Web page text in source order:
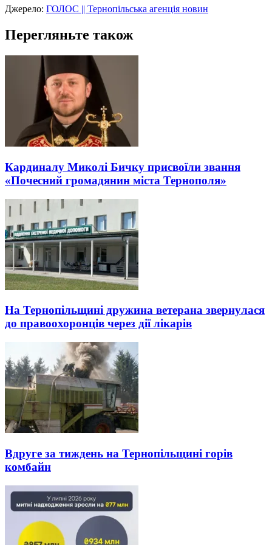
Джерело: ГОЛОС || Тернопільська агенція новин
Перегляньте також
Кардиналу Миколі Бичку присвоїли звання
«Почесний громадянин міста Тернополя»
На Тернопільщині дружина ветерана звернулася
до правоохоронців через дії лікарів
Вдруге за тиждень на Тернопільщині горів
комбайн